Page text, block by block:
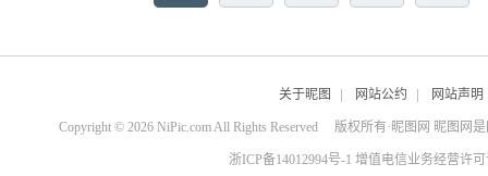
关于昵图 | 网站公约 | 网站声明
Copyright © 2026 NiPic.com All Rights Reserved 版权所有·昵图网 昵图网
浙ICP备14012994号-1 增值电信业务经营许